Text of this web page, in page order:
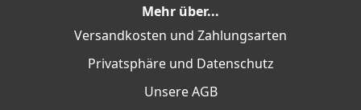
Mehr über...
Versandkosten und Zahlungsarten
Privatsphäre und Datenschutz
Unsere AGB